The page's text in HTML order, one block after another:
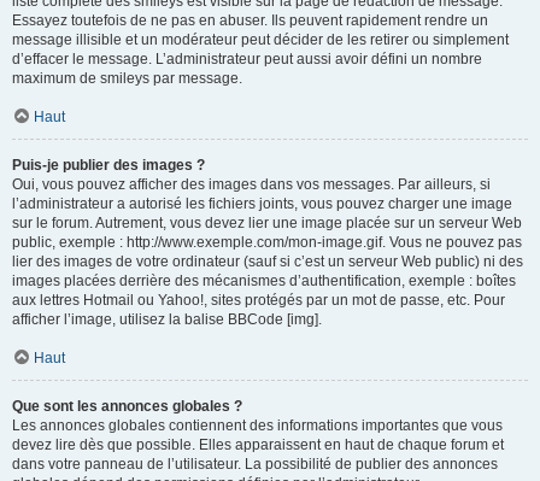
Essayez toutefois de ne pas en abuser. Ils peuvent rapidement rendre un
message illisible et un modérateur peut décider de les retirer ou simplement
d’effacer le message. L’administrateur peut aussi avoir défini un nombre
maximum de smileys par message.
Haut
Puis-je publier des images ?
Oui, vous pouvez afficher des images dans vos messages. Par ailleurs, si
l’administrateur a autorisé les fichiers joints, vous pouvez charger une image
sur le forum. Autrement, vous devez lier une image placée sur un serveur Web
public, exemple : http://www.exemple.com/mon-image.gif. Vous ne pouvez pas
lier des images de votre ordinateur (sauf si c’est un serveur Web public) ni des
images placées derrière des mécanismes d’authentification, exemple : boîtes
aux lettres Hotmail ou Yahoo!, sites protégés par un mot de passe, etc. Pour
afficher l’image, utilisez la balise BBCode [img].
Haut
Que sont les annonces globales ?
Les annonces globales contiennent des informations importantes que vous
devez lire dès que possible. Elles apparaissent en haut de chaque forum et
dans votre panneau de l’utilisateur. La possibilité de publier des annonces